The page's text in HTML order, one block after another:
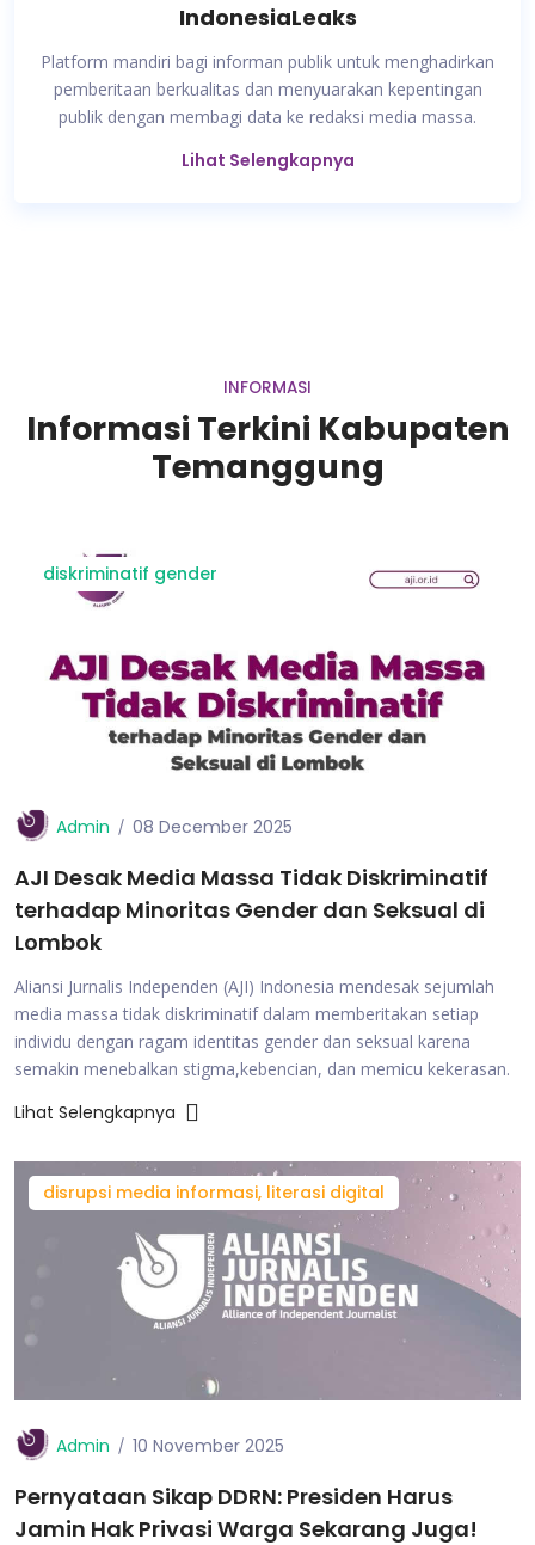
IndonesiaLeaks
Platform mandiri bagi informan publik untuk menghadirkan
pemberitaan berkualitas dan menyuarakan kepentingan
publik dengan membagi data ke redaksi media massa.
Lihat Selengkapnya
INFORMASI
Informasi Terkini Kabupaten
Temanggung
diskriminatif gender
Admin 08 December 2025
AJI Desak Media Massa Tidak Diskriminatif
terhadap Minoritas Gender dan Seksual di
Lombok
Aliansi Jurnalis Independen (AJI) Indonesia mendesak sejumlah
media massa tidak diskriminatif dalam memberitakan setiap
individu dengan ragam identitas gender dan seksual karena
semakin menebalkan stigma,kebencian, dan memicu kekerasan.
Lihat Selengkapnya
disrupsi media informasi, literasi digital
Admin 10 November 2025
Pernyataan Sikap DDRN: Presiden Harus
Jamin Hak Privasi Warga Sekarang Juga!